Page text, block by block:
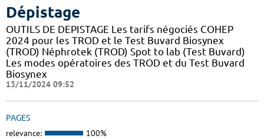
Dépistage
OUTILS DE DEPISTAGE Les tarifs négociés COHEP
2024 pour les TROD et le Test Buvard Biosynex
(TROD) Néphrotek (TROD) Spot to lab (Test Buvard)
Les modes opératoires des TROD et du Test Buvard
Biosynex
13/11/2024 09:52
PAGES
relevance: 100%